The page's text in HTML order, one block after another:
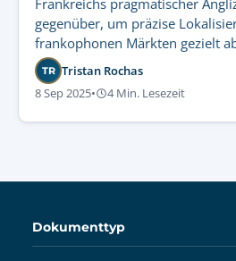
Frankreichs pragmatischer
gegenüber, um präzise
frankophonen Märkten gezielt
TR Tristan Rochas
8 Sep 2025• 4 Min. Lesezeit
Dokumenttyp